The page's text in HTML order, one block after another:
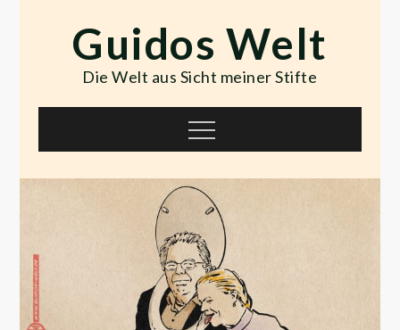
contentGuidos Welt
Die Welt aus Sicht meiner Stifte
Menu